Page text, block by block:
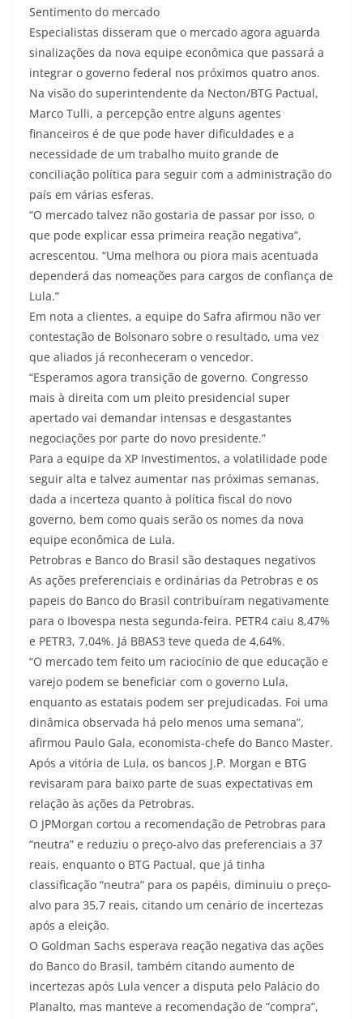
Sentimento do mercado
Especialistas disseram que o mercado agora aguarda
sinalizações da nova equipe econômica que passará a
integrar o governo federal nos próximos quatro anos.
Na visão do superintendente da Necton/BTG Pactual,
Marco Tulli, a percepção entre alguns agentes
financeiros é de que pode haver dificuldades e a
necessidade de um trabalho muito grande de
conciliação política para seguir com a administração do
país em várias esferas.
“O mercado talvez não gostaria de passar por isso, o
que pode explicar essa primeira reação negativa”,
acrescentou. “Uma melhora ou piora mais acentuada
dependerá das nomeações para cargos de confiança de
Lula.”
Em nota a clientes, a equipe do Safra afirmou não ver
contestação de Bolsonaro sobre o resultado, uma vez
que aliados já reconheceram o vencedor.
“Esperamos agora transição de governo. Congresso
mais à direita com um pleito presidencial super
apertado vai demandar intensas e desgastantes
negociações por parte do novo presidente.”
Para a equipe da XP Investimentos, a volatilidade pode
seguir alta e talvez aumentar nas próximas semanas,
dada a incerteza quanto à política fiscal do novo
governo, bem como quais serão os nomes da nova
equipe econômica de Lula.
Petrobras e Banco do Brasil são destaques negativos
As ações preferenciais e ordinárias da Petrobras e os
papeis do Banco do Brasil contribuíram negativamente
para o Ibovespa nesta segunda-feira. PETR4 caiu 8,47%
e PETR3, 7,04%. Já BBAS3 teve queda de 4,64%.
“O mercado tem feito um raciocínio de que educação e
varejo podem se beneficiar com o governo Lula,
enquanto as estatais podem ser prejudicadas. Foi uma
dinâmica observada há pelo menos uma semana”,
afirmou Paulo Gala, economista-chefe do Banco Master.
Após a vitória de Lula, os bancos J.P. Morgan e BTG
revisaram para baixo parte de suas expectativas em
relação às ações da Petrobras.
O JPMorgan cortou a recomendação de Petrobras para
“neutra” e reduziu o preço-alvo das preferenciais a 37
reais, enquanto o BTG Pactual, que já tinha
classificação “neutra” para os papéis, diminuiu o preço-
alvo para 35,7 reais, citando um cenário de incertezas
após a eleição.
O Goldman Sachs esperava reação negativa das ações
do Banco do Brasil, também citando aumento de
incertezas após Lula vencer a disputa pelo Palácio do
Planalto, mas manteve a recomendação de “compra”,